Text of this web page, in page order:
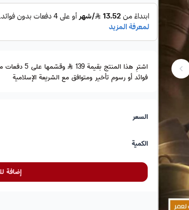
اشترِ هذا المنتج بقيمة 139
وقسّمها
فوائد أو رسوم تأخير ومتوافق مع الشريعة الإسلامية
السعر
الكمية
إضافة